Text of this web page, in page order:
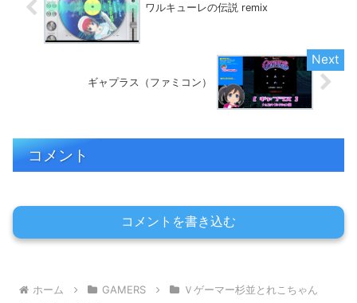
ワルキューレの伝説 remix
ギャプラス（ファミコン）
コメント
コメントを書き込む
ホーム GAMERS
Ｖゲーマー杉並とれこちゃん